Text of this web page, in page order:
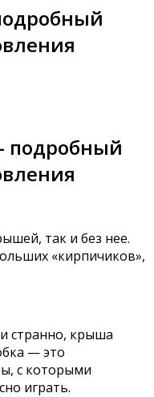
подробный
так и без нее.
«кирпичиков»,
странно, крыша
— это
с которыми
играть.